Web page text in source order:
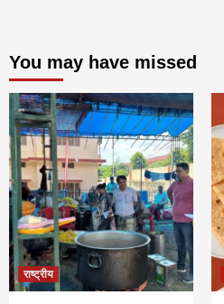
You may have missed
राष्ट्रीय